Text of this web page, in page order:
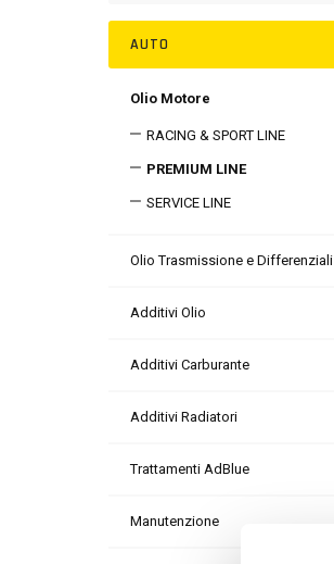
AUTO
Olio Motore
RACING & SPORT LINE
PREMIUM LINE
SERVICE LINE
Olio Trasmissione e Differenziali
Additivi Olio
Additivi Carburante
Additivi Radiatori
Trattamenti AdBlue
Manutenzione